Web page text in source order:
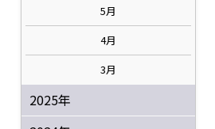
5月
4月
3月
2025年